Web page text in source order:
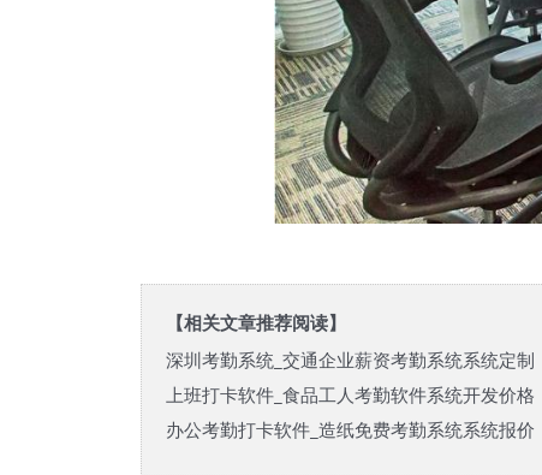
【相关文章推荐阅读】
深圳考勤系统_交通企业薪资考勤系统系统定制
上班打卡软件_食品工人考勤软件系统开发价格
办公考勤打卡软件_造纸免费考勤系统系统报价